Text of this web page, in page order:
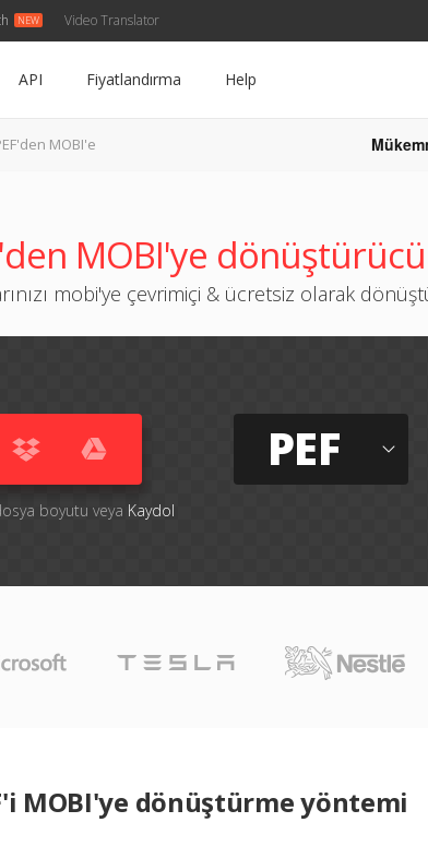
Video Translator
API Fiyatlandırma Help
MOBI'e
MOBI'ye dönüştürücü
mobi'ye çevrimiçi & ücretsiz olarak
boyutu veya Kaydol
PEF
MOBI'ye dönüştürme yöntemi